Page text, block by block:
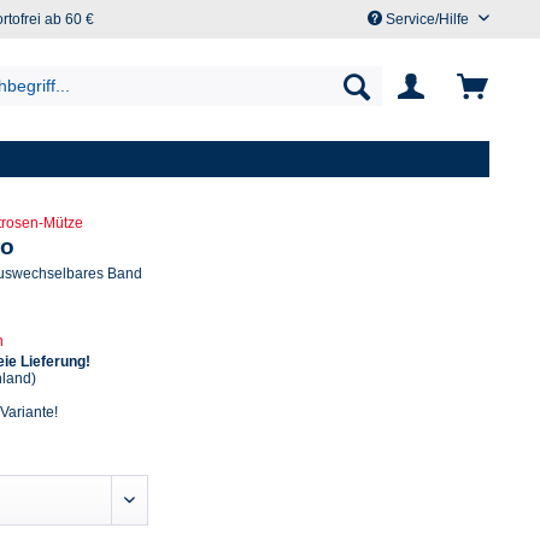
ab 60 € Service/Hilfe
Mütze
Band
Lieferung!